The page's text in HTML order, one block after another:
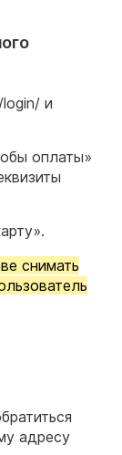
и
оплаты»
снимать
адресу